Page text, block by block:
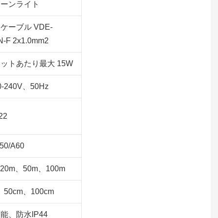
ンライト
ーブル VDE-
F 2x1.0mm2
トあたり最大 15W
240V、50Hz
A60
、50m、100m
50cm、100cm
、防水IP44